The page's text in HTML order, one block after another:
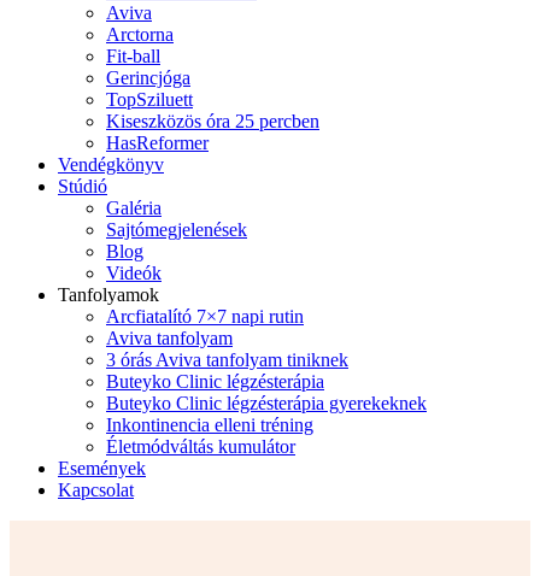
Aviva
Arctorna
Fit-ball
Gerincjóga
TopSziluett
Kiseszközös óra 25 percben
HasReformer
Vendégkönyv
Stúdió
Galéria
Sajtómegjelenések
Blog
Videók
Tanfolyamok
Arcfiatalító 7×7 napi rutin
Aviva tanfolyam
3 órás Aviva tanfolyam tiniknek
Buteyko Clinic légzésterápia
Buteyko Clinic légzésterápia gyerekeknek
Inkontinencia elleni tréning
Életmódváltás kumulátor
Események
Kapcsolat